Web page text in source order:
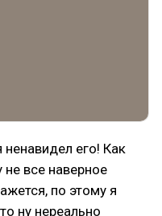
его! Как
все наверное
по этому я
ну нереально